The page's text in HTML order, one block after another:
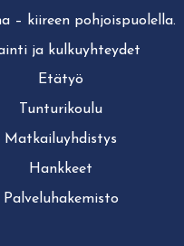
– kiireen pohjoispuolella.
ja kul­ku­yh­tey­det
Etätyö
Tun­tu­ri­kou­lu
Mat­kai­lu­yh­dis­tys
Hankkeet
Pal­ve­lu­ha­ke­mis­to